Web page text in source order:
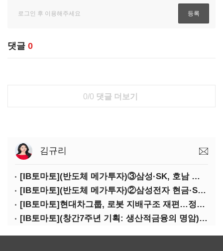
댓글 0
0/0 댓글 더보기
김규리
[IB토마토](반도체 메가투자)③삼성·SK, 호남 동시 출격…인력·협력사 쟁탈전
[IB토마토](반도체 메가투자)②삼성전자 현금·SDI 차입…엇갈린 2655조 투자체력
[IB토마토]현대차그룹, 로봇 지배구조 재편…정의선 1245억 추가 투입 유력
[IB토마토](창간7주년 기획: 생산적금융의 명암)③선택받은 산업, 커진 자금격차